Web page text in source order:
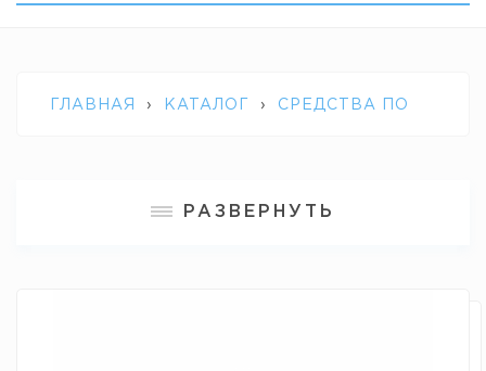
ГЛАВНАЯ › КАТАЛОГ › СРЕДСТВА ПО
РАЗВЕРНУТЬ